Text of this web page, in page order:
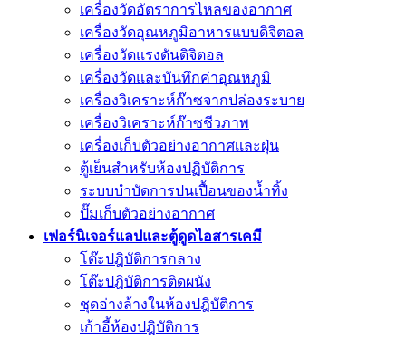
เครื่องวัดอัตราการไหลของอากาศ
เครื่องวัดอุณหภูมิอาหารแบบดิจิตอล
เครื่องวัดแรงดันดิจิตอล
เครื่องวัดและบันทึกค่าอุณหภูมิ
เครื่องวิเคราะห์ก๊าซจากปล่องระบาย
เครื่องวิเคราะห์ก๊าซชีวภาพ
เครื่องเก็บตัวอย่างอากาศเเละฝุ่น
ตู้เย็นสำหรับห้องปฏิบัติการ
ระบบบำบัดการปนเปื้อนของน้ำทิ้ง
ปั๊มเก็บตัวอย่างอากาศ
เฟอร์นิเจอร์แลปและตู้ดูดไอสารเคมี
โต๊ะปฎิบัติการกลาง
โต๊ะปฎิบัติการติดผนัง
ชุดอ่างล้างในห้องปฎิบัติการ
เก้าอี้ห้องปฎิบัติการ